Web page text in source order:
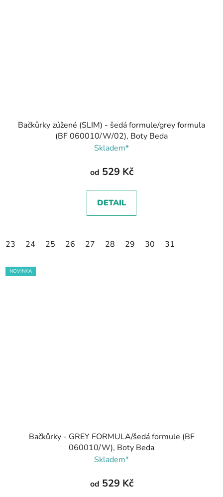
Bačkůrky zúžené (SLIM) - šedá formule/grey formula
(BF 060010/W/02), Boty Beda
Skladem*
od 529 Kč
DETAIL
23 24 25 26 27 28 29 30 31
NOVINKA
Bačkůrky - GREY FORMULA/šedá formule (BF
060010/W), Boty Beda
Skladem*
od 529 Kč